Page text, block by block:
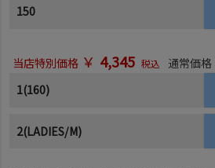
150
当店特別価格 ￥ 4,345 税込 通常価格
1(160)
2(LADIES/M)